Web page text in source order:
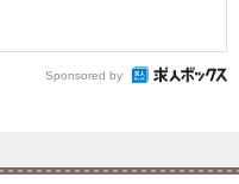
Sponsored by